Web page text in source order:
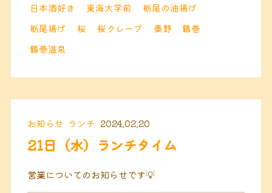
日本酒好き
東海大学前
栃尾の油揚げ
栃尾揚げ
桜 桜クレープ 秦野
鶴巻
鶴巻温泉
お知らせ ランチ 2024.02.20
21日（水）ランチタイム
営業についてのお知らせです💡